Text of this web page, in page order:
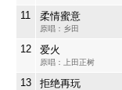
11 柔情蜜意
原唱：乡田
12 爱火
原唱：上田正树
13 拒绝再玩